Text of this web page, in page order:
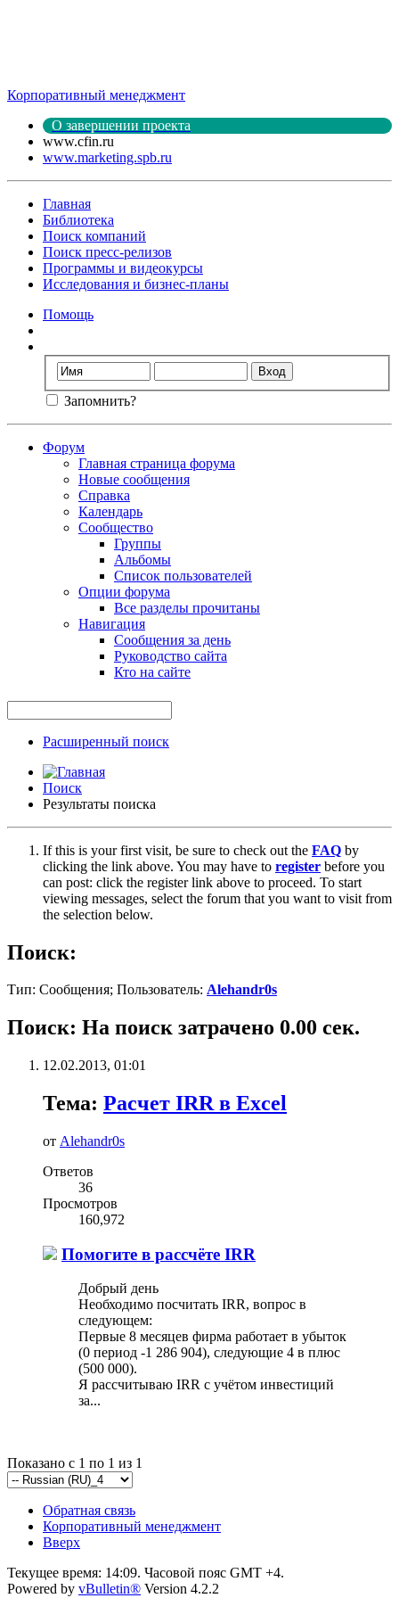
Корпоративный менеджмент
О завершении проекта
www.cfin.ru
www.marketing.spb.ru
Главная
Библиотека
Поиск компаний
Поиск пресс-релизов
Программы и видеокурсы
Исследования и бизнес-планы
Помощь
Запомнить?
Форум
Главная страница форума
Новые сообщения
Справка
Календарь
Сообщество
Группы
Альбомы
Список пользователей
Опции форума
Все разделы прочитаны
Навигация
Сообщения за день
Руководство сайта
Кто на сайте
Расширенный поиск
Поиск
Результаты поиска
If this is your first visit, be sure to check out the FAQ by
clicking the link above. You may have to register before you
can post: click the register link above to proceed. To start
viewing messages, select the forum that you want to visit from
the selection below.
Поиск:
Тип: Сообщения; Пользователь: Alehandr0s
Поиск: На поиск затрачено 0.00 сек.
12.02.2013, 01:01
Тема: Расчет IRR в Excel
от Alehandr0s
Ответов
36
Просмотров
160,972
Помогите в рассчёте IRR
Добрый день
Необходимо посчитать IRR, вопрос в
следующем:
Первые 8 месяцев фирма работает в убыток
(0 период -1 286 904), следующие 4 в плюс
(500 000).
Я рассчитываю IRR с учётом инвестиций
за...
Показано с 1 по 1 из 1
Обратная связь
Корпоративный менеджмент
Вверх
Текущее время: 14:09. Часовой пояс GMT +4.
Powered by vBulletin® Version 4.2.2